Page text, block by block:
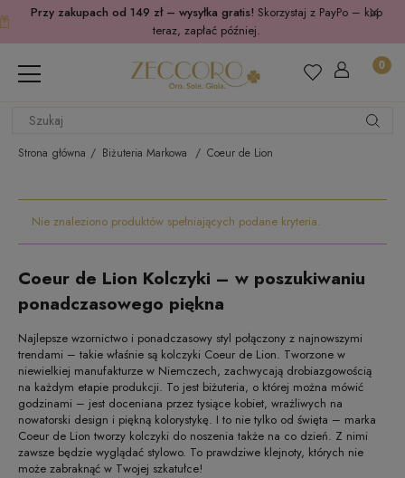
Przy zakupach od 149 zł – wysyłka gratis! Skorzystaj z PayPo – kup
teraz, zapłać później.
Strona główna Biżuteria Markowa Coeur de Lion
Nie znaleziono produktów spełniających podane kryteria.
Coeur de Lion Kolczyki – w poszukiwaniu
ponadczasowego piękna
Najlepsze wzornictwo i ponadczasowy styl połączony z najnowszymi
trendami – takie właśnie są kolczyki Coeur de Lion. Tworzone w
niewielkiej manufakturze w Niemczech, zachwycają drobiazgowością
na każdym etapie produkcji. To jest biżuteria, o której można mówić
godzinami – jest doceniana przez tysiące kobiet, wrażliwych na
nowatorski design i piękną kolorystykę. I to nie tylko od święta – marka
Coeur de Lion tworzy kolczyki do noszenia także na co dzień. Z nimi
zawsze będzie wyglądać stylowo. To prawdziwe klejnoty, których nie
może zabraknąć w Twojej szkatułce!